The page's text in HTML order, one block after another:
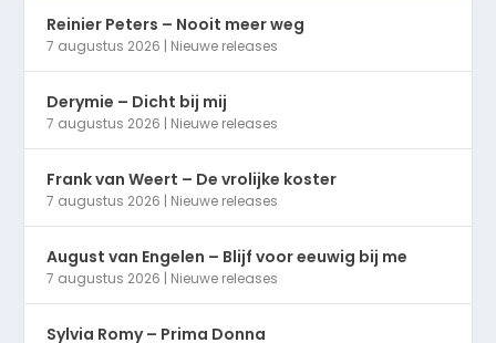
Reinier Peters – Nooit meer weg
7 augustus 2026 | Nieuwe releases
Derymie – Dicht bij mij
7 augustus 2026 | Nieuwe releases
Frank van Weert – De vrolijke koster
7 augustus 2026 | Nieuwe releases
August van Engelen – Blijf voor eeuwig bij me
7 augustus 2026 | Nieuwe releases
Sylvia Romy – Prima Donna